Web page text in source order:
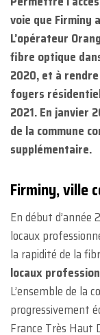
voie que Firminy
L’opérateur
fibre optique
2020, et à
foyers
2021. En janvier
de la commune
supplémentaire.
Firminy, ville
En début d’année
locaux
la rapidité de la
locaux
L’ensemble de la
progressivement
France Très Haut